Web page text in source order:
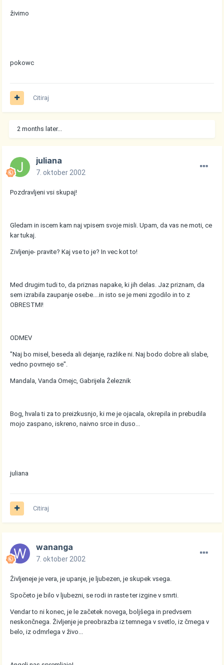
živimo
pokowc
Citiraj
2 months later...
juliana
7. oktober 2002
Pozdravljeni vsi skupaj!
Gledam in iscem kam naj vpisem svoje misli. Upam, da vas ne moti, ce
kar tukaj.
Zivljenje- pravite? Kaj vse to je? In vec kot to!
Med drugim tudi to, da priznas napake, ki jih delas. Jaz priznam, da
sem izrabila zaupanje osebe....in isto se je meni zgodilo in to z
OBRESTMI!
ODMEV
"Naj bo misel, beseda ali dejanje, razlike ni. Naj bodo dobre ali slabe,
vedno povrnejo se".
Mandala, Vanda Omejc, Gabrijela Železnik
Bog, hvala ti za to preizkusnjo, ki me je ojacala, okrepila in prebudila
mojo zaspano, iskreno, naivno srce in duso...
juliana
Citiraj
wananga
7. oktober 2002
Življeneje je vera, je upanje, je ljubezen, je skupek vsega.
Spočeto je bilo v ljubezni, se rodi in raste ter izgine v smrti.
Vendar to ni konec, je le začetek novega, boljšega in predvsem
neskončnega. Življenje je preobrazba iz temnega v svetlo, iz črnega v
belo, iz odmrlega v živo...